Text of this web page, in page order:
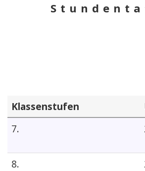
Klassenstufen
7.
8.